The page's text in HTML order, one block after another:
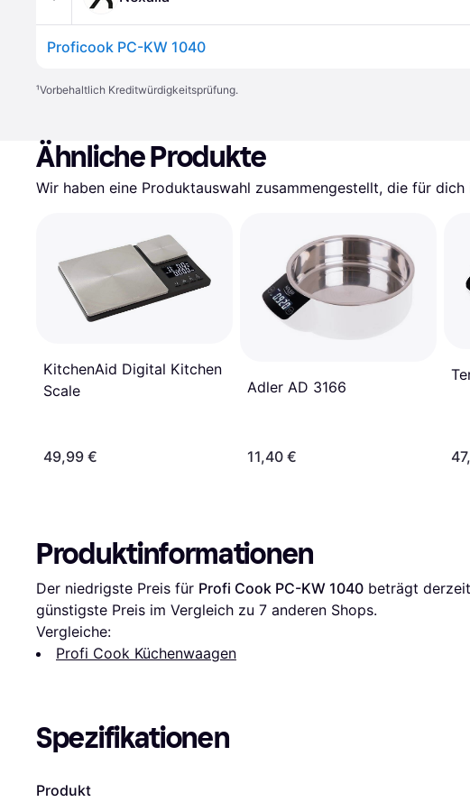
Proficook PC-KW 1040
¹Vorbehaltlich Kreditwürdigkeitsprüfung.
Ähnliche Produkte
Wir haben eine Produktauswahl zusammengestellt, die für
KitchenAid Digital Kitchen
Scale
49,99 €
Adler AD 3166
11,40 €
Produktinformationen
Der niedrigste Preis für Profi Cook PC-KW 1040 beträgt derzeit
günstigste Preis im Vergleich zu 7 anderen Shops.
Vergleiche:
Profi Cook Küchenwaagen
Spezifikationen
Produkt